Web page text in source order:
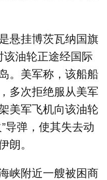
悬挂博茨瓦纳国旗
该油轮正途经国际
。美军称，该船船
多次拒绝服从美军
美军飞机向该油轮
导弹，使其失去动
朗。
峡附近一艘被困商